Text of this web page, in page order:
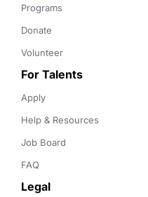
Programs
Donate
Volunteer
For Talents
Apply
Help & Resources
Job Board
FAQ
Legal